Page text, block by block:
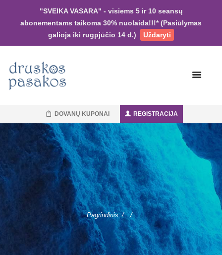
"SVEIKA VASARA" - visiems 5 ir 10 seansų
abonementams taikoma 30% nuolaida!!!* (Pasiūlymas
galioja iki rugpjūčio 14 d.)
Uždaryti
DOVANŲ KUPONAI REGISTRACIJA
Pagrindinis